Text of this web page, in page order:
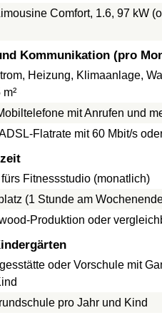
Comfort, 1.6, 97 kW
Kommunikation (pro
Heizung, Klimaanlage,
mit Anrufen und
Flatrate mit 60 Mbit/s
Fitnessstudio (monatlich)
(1 Stunde am
Produktion oder
oder Vorschule mit
pro Jahr und Kind